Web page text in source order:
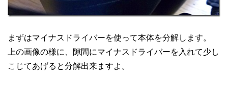
まずはマイナスドライバーを使って本体を分解します。
上の画像の様に、隙間にマイナスドライバーを入れて少し
こじてあげると分解出来ますよ。